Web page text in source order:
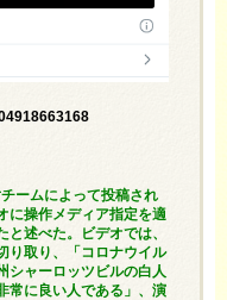
ームによって投稿され
に操作メディア指定を適
述べた。ビデオでは、
り取り、「コロナウイル
シャーロッツビルの白人
常に良い人である」、演